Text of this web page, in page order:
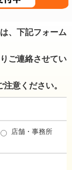
、下記フォーム
ご連絡させてい
意ください。
店舗・事務所